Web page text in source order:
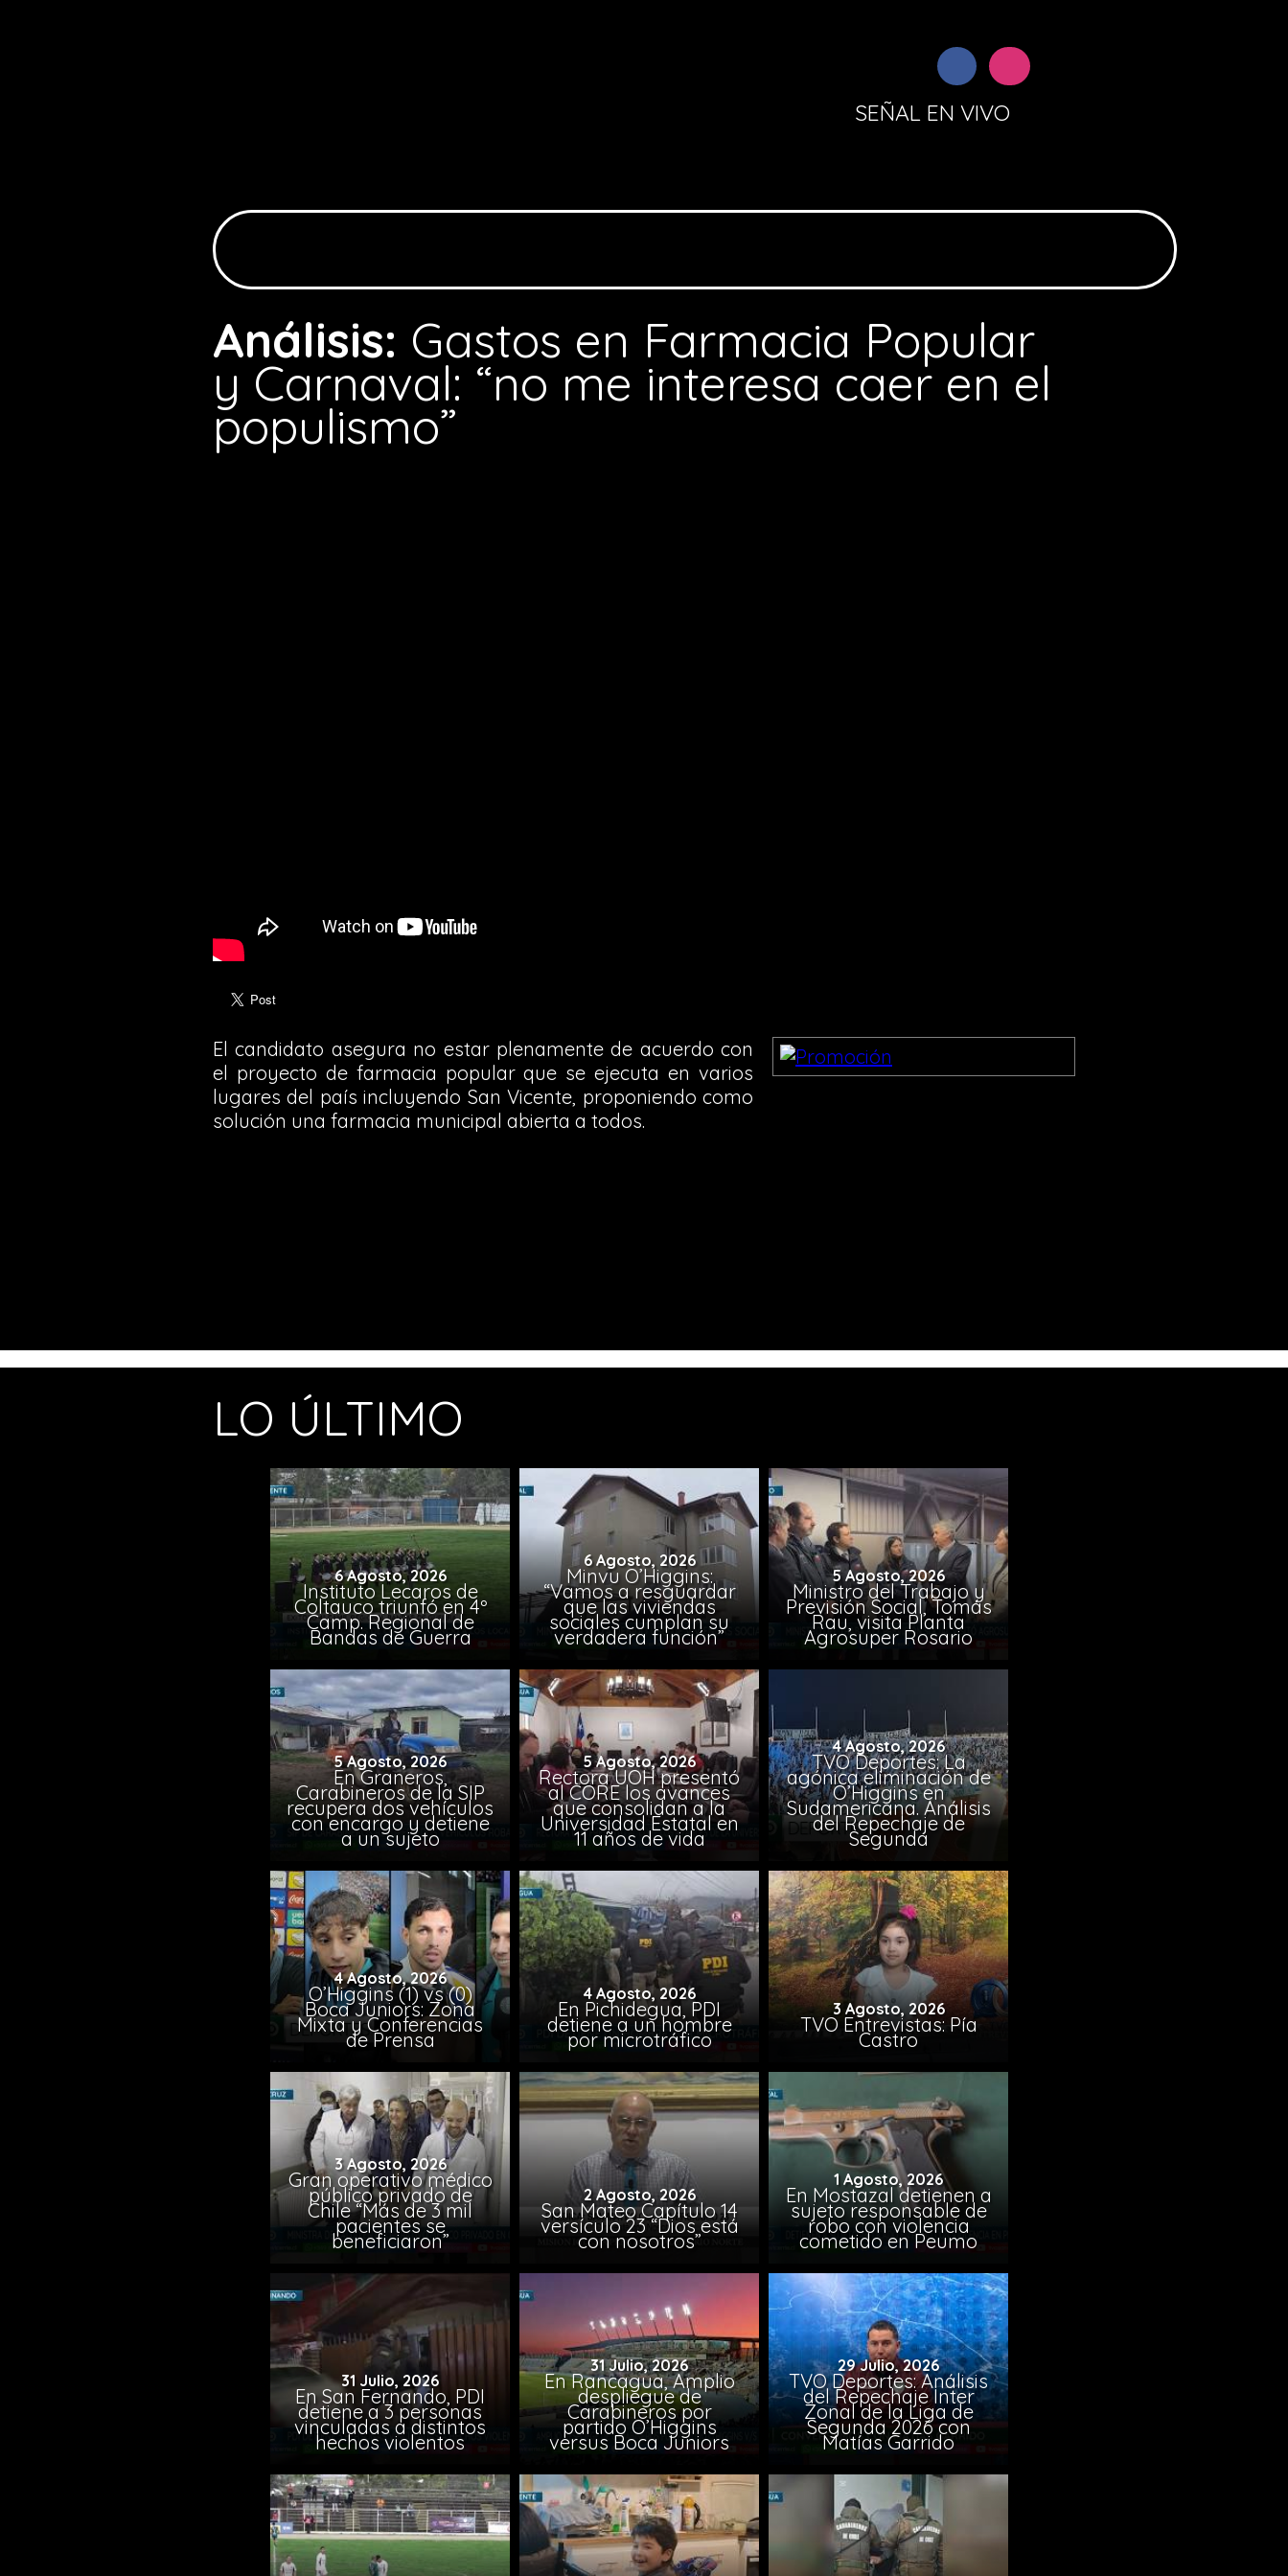
SEÑAL EN VIVO
Análisis: Gastos en Farmacia Popular
y Carnaval: “no me interesa caer en el
populismo”
El candidato asegura no estar plenamente de acuerdo con
el proyecto de farmacia popular que se ejecuta en varios
lugares del país incluyendo San Vicente, proponiendo como
solución una farmacia municipal abierta a todos.
LO ÚLTIMO
6 Agosto, 2026
Instituto Lecaros de
Coltauco triunfó en 4º
Camp. Regional de
Bandas de Guerra
6 Agosto, 2026
Minvu O’Higgins:
“Vamos a resguardar
que las viviendas
sociales cumplan su
verdadera función”
5 Agosto, 2026
Ministro del Trabajo y
Previsión Social, Tomás
Rau, visita Planta
Agrosuper Rosario
5 Agosto, 2026
En Graneros,
Carabineros de la SIP
recupera dos vehículos
con encargo y detiene
a un sujeto
5 Agosto, 2026
Rectora UOH presentó
al CORE los avances
que consolidan a la
Universidad Estatal en
11 años de vida
4 Agosto, 2026
TVO Deportes: La
agónica eliminación de
O’Higgins en
Sudamericana. Análisis
del Repechaje de
Segunda
4 Agosto, 2026
O’Higgins (1) vs (0)
Boca Juniors: Zona
Mixta y Conferencias
de Prensa
4 Agosto, 2026
En Pichidegua, PDI
detiene a un hombre
por microtráfico
3 Agosto, 2026
TVO Entrevistas: Pía
Castro
3 Agosto, 2026
Gran operativo médico
público privado de
Chile “Más de 3 mil
pacientes se
beneficiaron”
2 Agosto, 2026
San Mateo Capítulo 14
versículo 23 “Dios está
con nosotros”
1 Agosto, 2026
En Mostazal detienen a
sujeto responsable de
robo con violencia
cometido en Peumo
31 Julio, 2026
En San Fernando, PDI
detiene a 3 personas
vinculadas a distintos
hechos violentos
31 Julio, 2026
En Rancagua, Amplio
despliegue de
Carabineros por
partido O’Higgins
versus Boca Juniors
29 Julio, 2026
TVO Deportes: Análisis
del Repechaje Inter
Zonal de la Liga de
Segunda 2026 con
Matías Garrido